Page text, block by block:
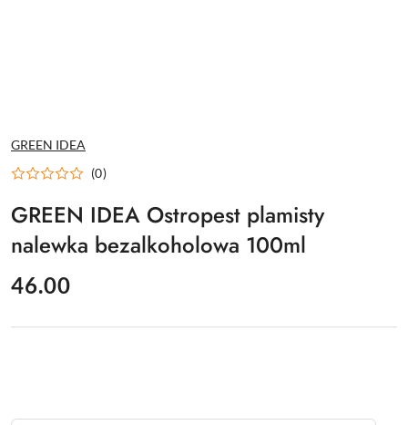
NAZWA
PRODUCENTA:
GREEN IDEA
(0)
GREEN IDEA Ostropest plamisty
nalewka bezalkoholowa 100ml
cena:
46.00